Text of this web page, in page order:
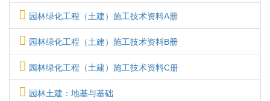
园林绿化工程（土建）施工技术资料A册
园林绿化工程（土建）施工技术资料B册
园林绿化工程（土建）施工技术资料C册
园林土建：地基与基础